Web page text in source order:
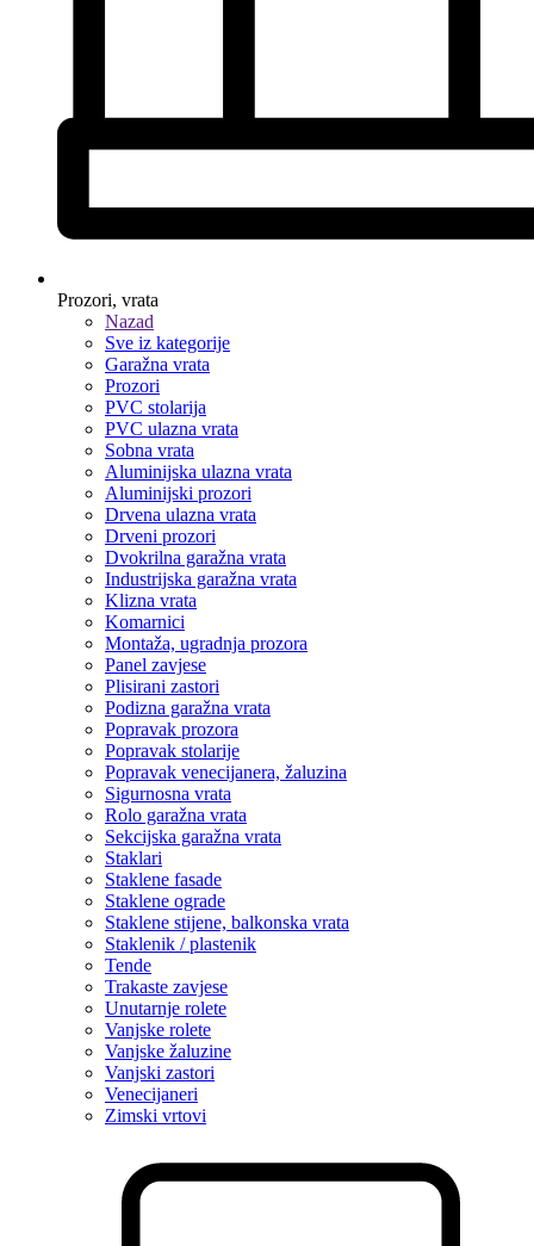
Prozori, vrata
Nazad
Sve iz kategorije
Garažna vrata
Prozori
PVC stolarija
PVC ulazna vrata
Sobna vrata
Aluminijska ulazna vrata
Aluminijski prozori
Drvena ulazna vrata
Drveni prozori
Dvokrilna garažna vrata
Industrijska garažna vrata
Klizna vrata
Komarnici
Montaža, ugradnja prozora
Panel zavjese
Plisirani zastori
Podizna garažna vrata
Popravak prozora
Popravak stolarije
Popravak venecijanera, žaluzina
Sigurnosna vrata
Rolo garažna vrata
Sekcijska garažna vrata
Staklari
Staklene fasade
Staklene ograde
Staklene stijene, balkonska vrata
Staklenik / plastenik
Tende
Trakaste zavjese
Unutarnje rolete
Vanjske rolete
Vanjske žaluzine
Vanjski zastori
Venecijaneri
Zimski vrtovi